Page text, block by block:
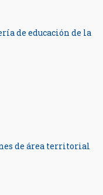
de educación de la
de área territorial